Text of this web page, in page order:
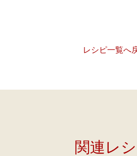
レシピ一覧へ
関連レ